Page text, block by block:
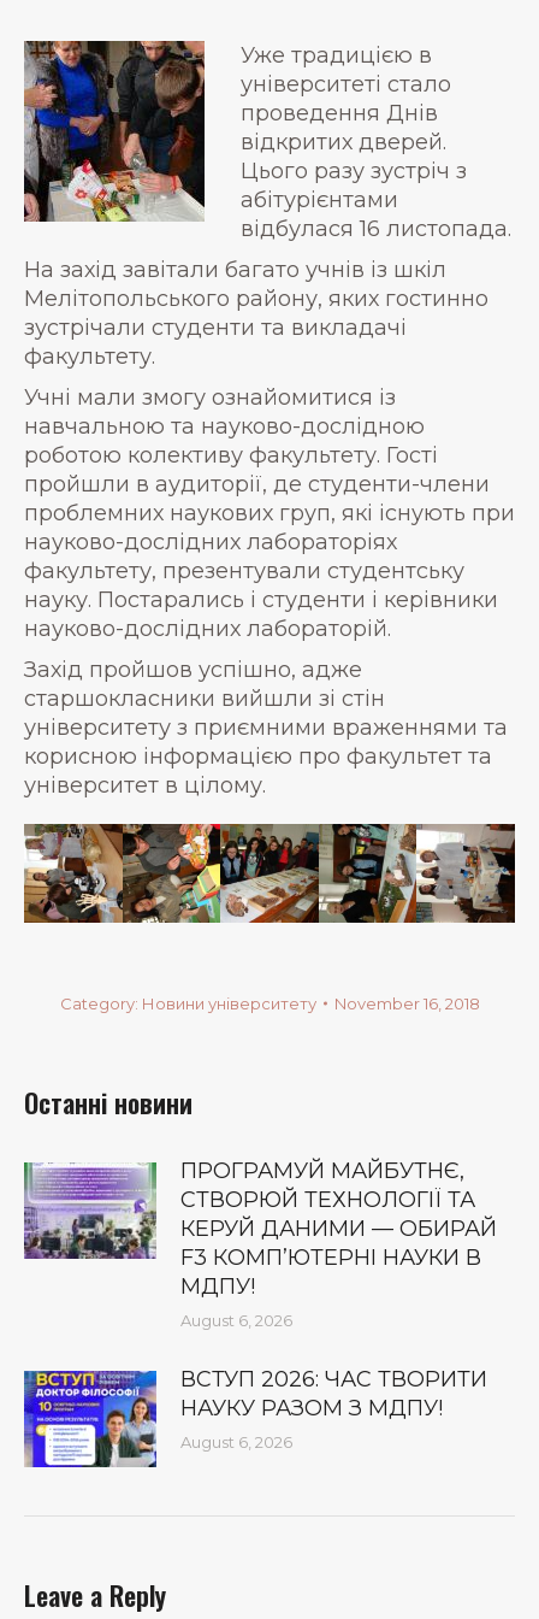
Уже традицією в
університеті стало
проведення Днів
відкритих дверей.
Цього разу зустріч з
абітурієнтами
відбулася 16 листопада.
На захід завітали багато учнів із шкіл
Мелітопольського району, яких гостинно
зустрічали студенти та викладачі
факультету.
Учні мали змогу ознайомитися із
навчальною та науково-дослідною
роботою колективу факультету. Гості
пройшли в аудиторії, де студенти-члени
проблемних наукових груп, які існують при
науково-дослідних лабораторіях
факультету, презентували студентську
науку. Постарались і студенти і керівники
науково-дослідних лабораторій.
Захід пройшов успішно, адже
старшокласники вийшли зі стін
університету з приємними враженнями та
корисною інформацією про факультет та
університет в цілому.
Category: Новини університету November 16, 2018
Останні новини
ПРОГРАМУЙ МАЙБУТНЄ,
СТВОРЮЙ ТЕХНОЛОГІЇ ТА
КЕРУЙ ДАНИМИ — ОБИРАЙ
F3 КОМП’ЮТЕРНІ НАУКИ В
МДПУ!
August 6, 2026
ВСТУП 2026: ЧАС ТВОРИТИ
НАУКУ РАЗОМ З МДПУ!
August 6, 2026
Leave a Reply